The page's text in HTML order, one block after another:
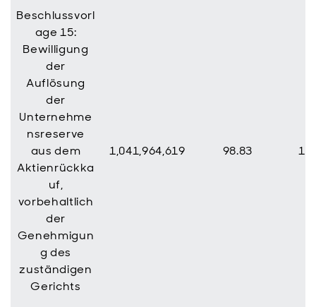
Beschlussvorl
age 15:
Bewilligung
der
Auflösung
der
Unternehme
nsreserve
aus dem
Aktienrückka
uf,
vorbehaltlich
der
Genehmigun
g des
zuständigen
Gerichts
1,041,964,619 98.83